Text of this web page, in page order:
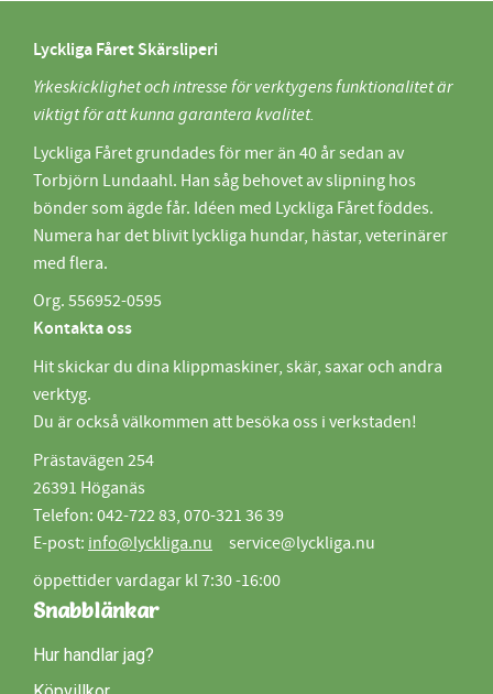
Lyckliga Fåret Skärsliperi
Yrkeskicklighet och intresse för verktygens funktionalitet är
viktigt för att kunna garantera kvalitet.
Lyckliga Fåret grundades för mer än 40 år sedan av
Torbjörn Lundaahl. Han såg behovet av slipning hos
bönder som ägde får. Idéen med Lyckliga Fåret föddes.
Numera har det blivit lyckliga hundar, hästar, veterinärer
med flera.
Org. 556952-0595
Kontakta oss
Hit skickar du dina klippmaskiner, skär, saxar och andra
verktyg.
Du är också välkommen att besöka oss i verkstaden!
Prästavägen 254
26391 Höganäs
Telefon: 042-722 83, 070-321 36 39
E-post: info@lyckliga.nu service@lyckliga.nu
öppettider vardagar kl 7:30 -16:00
Snabblänkar
Hur handlar jag?